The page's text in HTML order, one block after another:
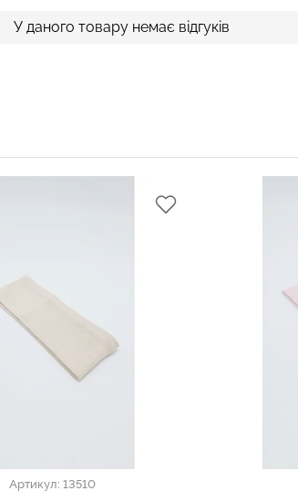
У даного товару немає відгуків
Артикул: 13510